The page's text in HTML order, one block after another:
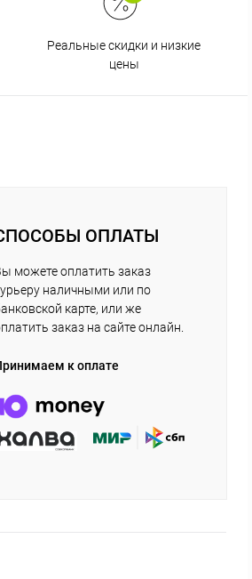
Реальные скидки и низкие
цены
ОПЛАТЫ
можете оплатить заказ
наличными или по
карте, или же
заказ на сайте онлайн.
к оплате